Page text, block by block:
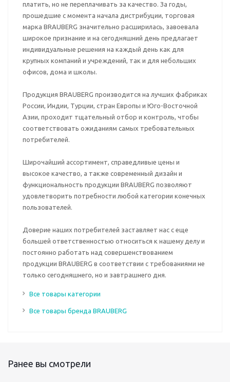
платить, но не переплачивать за качество. За годы,
прошедшие с момента начала дистрибуции, торговая
марка BRAUBERG значительно расширилась, завоевала
широкое признание и на сегодняшний день предлагает
индивидуальные решения на каждый день как для
крупных компаний и учреждений, так и для небольших
офисов, дома и школы.
Продукция BRAUBERG производится на лучших фабриках
России, Индии, Турции, стран Европы и Юго-Восточной
Азии, проходит тщательный отбор и контроль, чтобы
соответствовать ожиданиям самых требовательных
потребителей.
Широчайший ассортимент, справедливые цены и
высокое качество, а также современный дизайн и
функциональность продукции BRAUBERG позволяют
удовлетворить потребности любой категории конечных
пользователей.
Доверие наших потребителей заставляет нас с еще
большей ответственностью относиться к нашему делу и
постоянно работать над совершенствованием
продукции BRAUBERG в соответствии с требованиями не
только сегодняшнего, но и завтрашнего дня.
Все товары категории
Все товары бренда BRAUBERG
Ранее вы смотрели